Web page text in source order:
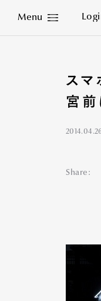
Menu
Close
スマ
宮前
Share: